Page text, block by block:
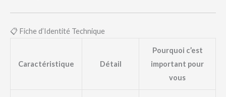
📋 Fiche d’Identité Technique
Caractéristique Détail
Pourquoi c’est
important pour
vous